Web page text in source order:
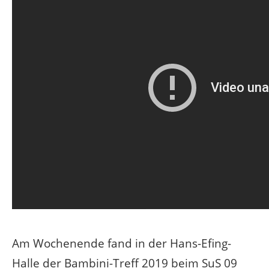
Am Wochenende fand in der Hans-Efing-
Halle der Bambini-Treff 2019 beim SuS 09